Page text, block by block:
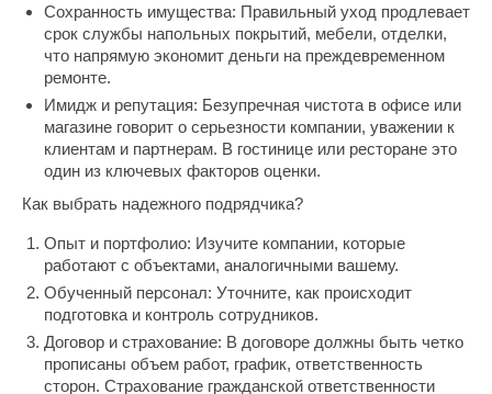
Сохранность имущества: Правильный уход продлевает
срок службы напольных покрытий, мебели, отделки,
что напрямую экономит деньги на преждевременном
ремонте.
Имидж и репутация: Безупречная чистота в офисе или
магазине говорит о серьезности компании, уважении к
клиентам и партнерам. В гостинице или ресторане это
один из ключевых факторов оценки.
Как выбрать надежного подрядчика?
Опыт и портфолио: Изучите компании, которые
работают с объектами, аналогичными вашему.
Обученный персонал: Уточните, как происходит
подготовка и контроль сотрудников.
Договор и страхование: В договоре должны быть четко
прописаны объем работ, график, ответственность
сторон. Страхование гражданской ответственности